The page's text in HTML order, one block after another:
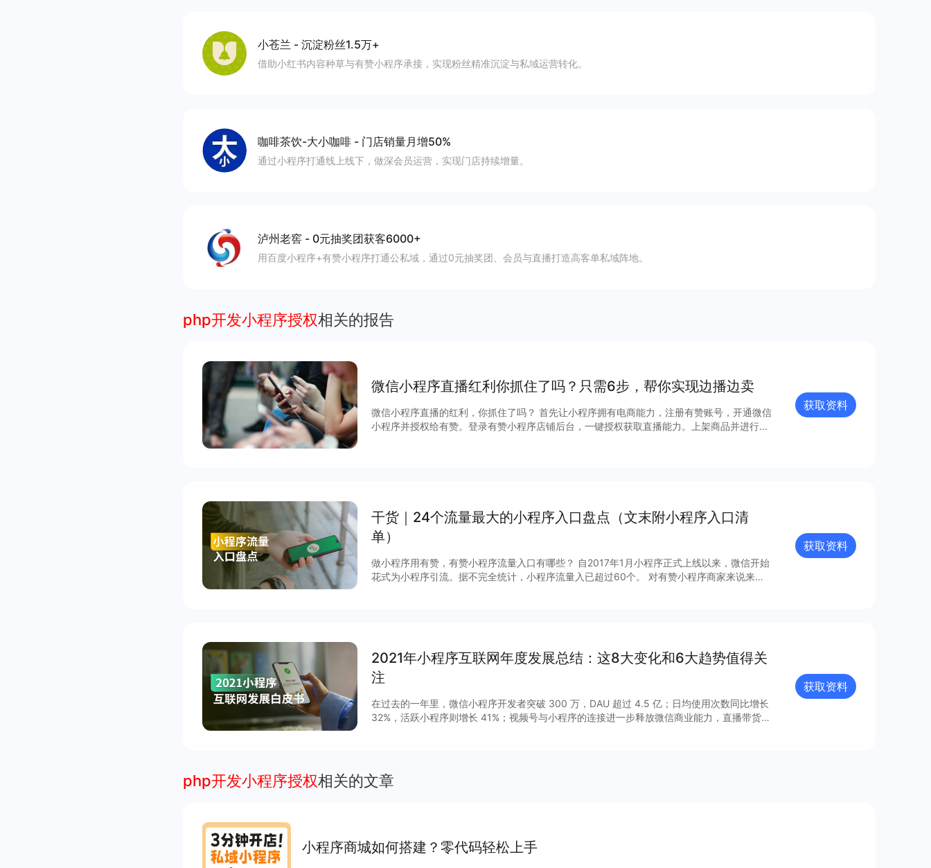
小苍兰 - 沉淀粉丝1.5万+
借助小红书内容种草与有赞小程序承接，实现粉丝精准沉淀与私域运营转化。
咖啡茶饮-大小咖啡 - 门店销量月增50%
通过小程序打通线上线下，做深会员运营，实现门店持续增量。
泸州老窖 - 0元抽奖团获客6000+
用百度小程序+有赞小程序打通公私域，通过0元抽奖团、会员与直播打造高客单私域阵地。
php开发小程序授权相关的报告
微信小程序直播红利你抓住了吗？只需6步，帮你实现边播边卖
微信小程序直播的红利，你抓住了吗？ 首先让小程序拥有电商能力，注册有赞账号，开通微信
小程序并授权给有赞。登录有赞小程序店铺后台，一键授权获取直播能力。上架商品并进行推
获取资料
干货｜24个流量最大的小程序入口盘点（文末附小程序入口清
单）
做小程序用有赞，有赞小程序流量入口有哪些？ 自2017年1月小程序正式上线以来，微信开始
花式为小程序引流。据不完全统计，小程序流量入已超过60个。 对有赞小程序商家来说来
获取资料
2021年小程序互联网年度发展总结：这8大变化和6大趋势值得关
注
在过去的一年里，微信小程序开发者突破 300 万，DAU 超过 4.5 亿；日均使用次数同比增长
32%，活跃小程序则增长 41%；视频号与小程序的连接进一步释放微信商业能力，直播带货
通，扩展“闭环思维“至“节点思维”，营销场景和营销方法由此迸发更多灵感与创新；支付宝、百
度等互联网平台加速扩建生态能力，小程序成为互联网商业的重要阵地；在生态建设方面，各
获取资料
php开发小程序授权相关的文章
小程序商城如何搭建？零代码轻松上手